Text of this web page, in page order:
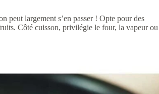
peut largement s’en passer ! Opte pour des
Côté cuisson, privilégie le four, la vapeur ou